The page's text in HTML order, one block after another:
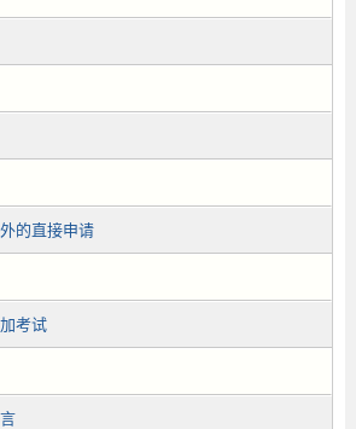
的直接申请
考试